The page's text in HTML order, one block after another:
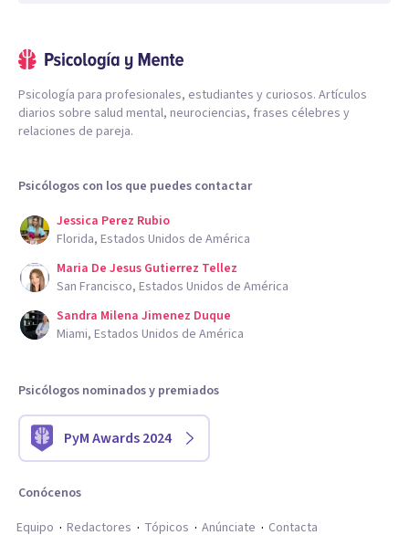
Psicología para profesionales, estudiantes y curiosos. Artículos
diarios sobre salud mental, neurociencias, frases célebres y
relaciones de pareja.
Psicólogos con los que puedes contactar
Jessica Perez Rubio
Florida, Estados Unidos de América
Maria De Jesus Gutierrez Tellez
San Francisco, Estados Unidos de América
Sandra Milena Jimenez Duque
Miami, Estados Unidos de América
Psicólogos nominados y premiados
PyM Awards 2024
Conócenos
Equipo
Redactores Tópicos Anúnciate Contacta